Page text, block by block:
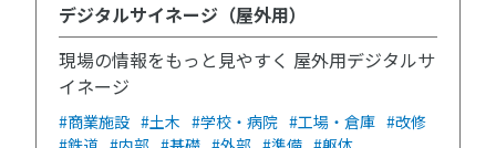
デジタルサイネージ（屋外用）
現場の情報をもっと見やすく 屋外用デジタルサ
イネージ
#商業施設 #土木 #学校・病院 #工場・倉庫 #改修